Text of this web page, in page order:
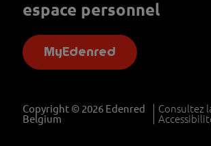
espace personnel
MyEdenred
Copyright © 2026 Edenred
Belgium
Consultez